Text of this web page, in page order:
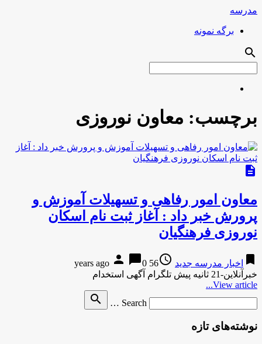
مدرسه
برگه نمونه
search
برچسب: معاون نوروزی
description
معاون امور رفاهی و تسهیلات آموزش و
پرورش خبر داد : آغاز ثبت نام اسکان
نوروزی فرهنگیان
bookmark اخبار مدرسه جدید access_time
56 years ago
person chat_bubble0
خبرآنلاین-21 ثانیه پیش تلگرام آگهی استخدام
View article...
Search …
search
نوشته‌های تازه